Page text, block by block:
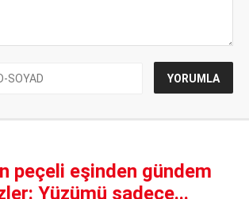
peçeli eşinden gündem
Yüzümü sadece...